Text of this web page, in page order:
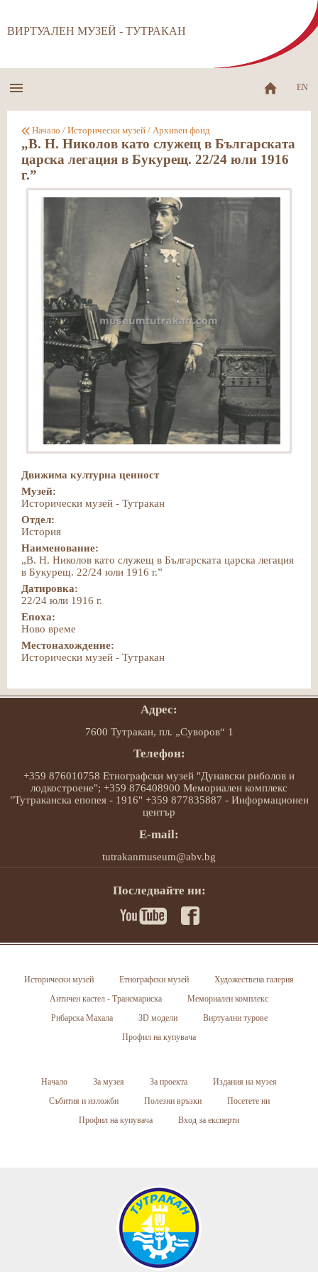
ВИРТУАЛЕН МУЗЕЙ - ТУТРАКАН
EN
Начало / Исторически музей / Архивен фонд
„В. Н. Николов като служещ в Българската
царска легация в Букурещ. 22/24 юли 1916
г.”
Движима културна ценност
Музей:
Исторически музей - Тутракан
Отдел:
История
Наименование:
„В. Н. Николов като служещ в Българската царска легация
в Букурещ. 22/24 юли 1916 г.”
Датировка:
22/24 юли 1916 г.
Епоха:
Ново време
Местонахождение:
Исторически музей - Тутракан
Адрес:
7600 Тутракан, пл. „Суворов“ 1
Телефон:
+359 876010758 Етнографски музей "Дунавски риболов и
лодкостроене"; +359 876408900 Мемориален комплекс
"Тутраканска епопея - 1916" +359 877835887 - Информационен
център
E-mail:
tutrakanmuseum@abv.bg
Последвайте ни:
Исторически музей Етнографски музей
Художествена галерия
Античен кастел - Трансмариска
Мемориален комплекс
Рибарска Махала
3D модели
Виртуални турове
Профил на купувача
Начало За музея За проекта
Издания на музея
Събития и изложби
Полезни връзки
Посетете ни
Профил на купувача
Вход за експерти